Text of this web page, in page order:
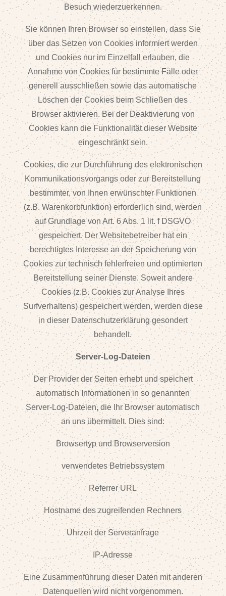
Besuch wiederzuerkennen.
Sie können Ihren Browser so einstellen, dass Sie
über das Setzen von Cookies informiert werden
und Cookies nur im Einzelfall erlauben, die
Annahme von Cookies für bestimmte Fälle oder
generell ausschließen sowie das automatische
Löschen der Cookies beim Schließen des
Browser aktivieren. Bei der Deaktivierung von
Cookies kann die Funktionalität dieser Website
eingeschränkt sein.
Cookies, die zur Durchführung des elektronischen
Kommunikationsvorgangs oder zur Bereitstellung
bestimmter, von Ihnen erwünschter Funktionen
(z.B. Warenkorbfunktion) erforderlich sind, werden
auf Grundlage von Art. 6 Abs. 1 lit. f DSGVO
gespeichert. Der Websitebetreiber hat ein
berechtigtes Interesse an der Speicherung von
Cookies zur technisch fehlerfreien und optimierten
Bereitstellung seiner Dienste. Soweit andere
Cookies (z.B. Cookies zur Analyse Ihres
Surfverhaltens) gespeichert werden, werden diese
in dieser Datenschutzerklärung gesondert
behandelt.
Server-Log-Dateien
Der Provider der Seiten erhebt und speichert
automatisch Informationen in so genannten
Server-Log-Dateien, die Ihr Browser automatisch
an uns übermittelt. Dies sind:
Browsertyp und Browserversion
verwendetes Betriebssystem
Referrer URL
Hostname des zugreifenden Rechners
Uhrzeit der Serveranfrage
IP-Adresse
Eine Zusammenführung dieser Daten mit anderen
Datenquellen wird nicht vorgenommen.